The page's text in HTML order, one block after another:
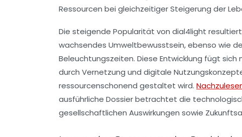
Ressourcen bei gleichzeitiger Steigerung der
Die steigende Popularität von dial4light
wachsendes Umweltbewusstsein, ebenso wie
Beleuchtungszeiten. Diese Entwicklung fügt
durch Vernetzung und digitale
ressourcenschonend gestaltet wird.
ausführliche Dossier betrachtet die
gesellschaftlichen Auswirkungen sowie